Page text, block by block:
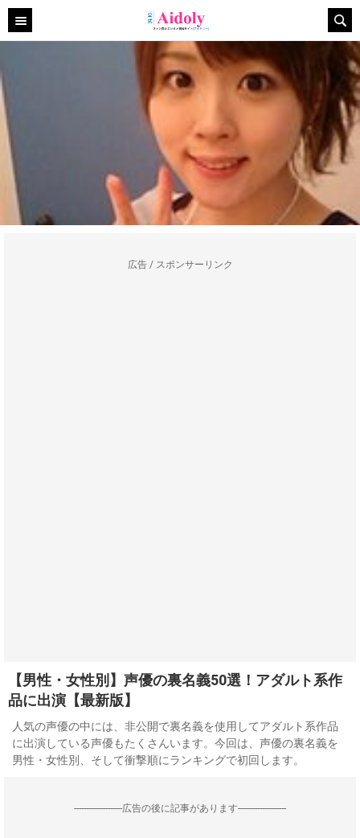
広告 / スポンサーリンク
【男性・女性別】声優の裏名義50選！アダルト系作
品に出演【最新版】
人気の声優の中には、非公開で裏名義を使用してアダルト系作品
に出演している声優もたくさんいます。今回は、声優の裏名義を
男性・女性別、そして衝撃順にランキングで初回します。
--------------------広告の後に記事があります--------------------